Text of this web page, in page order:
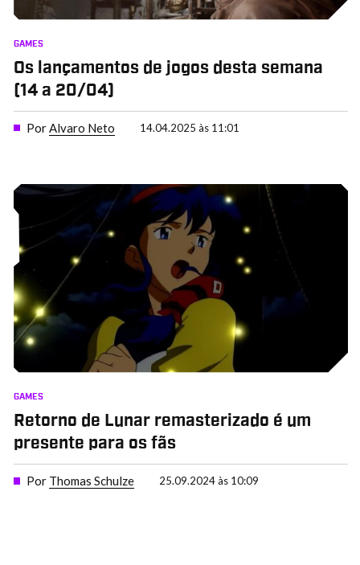
GAMES
Os lançamentos de jogos desta semana
(14 a 20/04)
PorAlvaro Neto 14.04.2025 às 11:01
GAMES
Retorno de Lunar remasterizado é um
presente para os fãs
Por Thomas Schulze 25.09.2024 às 10:09